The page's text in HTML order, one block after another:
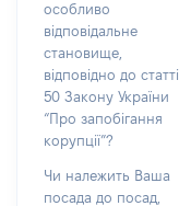
особливо
відповідальне
становище,
відповідно до статті
50 Закону України
“Про запобігання
корупції”?
Чи належить Ваша
посада до посад,